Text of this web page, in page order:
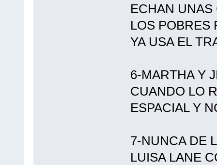
ECHAN UNAS
LOS POBRES
YA USA EL
6-MARTHA Y
CUANDO LO
ESPACIAL Y
7-NUNCA DE
LUISA LANE